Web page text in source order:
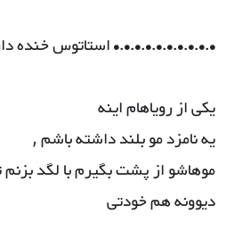
•.•.•.•.•.•.•.•.•.• استاتوس خنده
یکی از رویاهام اینه
یه نامزد مو بلند داشته باشم ,
موهاشو از پشت بگیرم با لگد
دیوونه هم خودتی